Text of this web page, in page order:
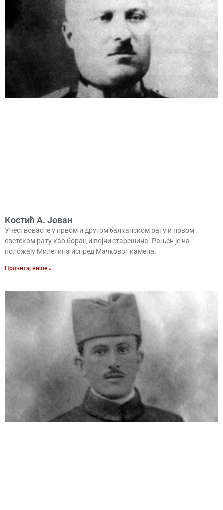
Костић А. Јован
Учествовао је у првом и другом балканском рату и првом
светском рату као борац и војни старешина. Рањен је на
положају Милетина испред Мачковог камена.
Прочитај више »